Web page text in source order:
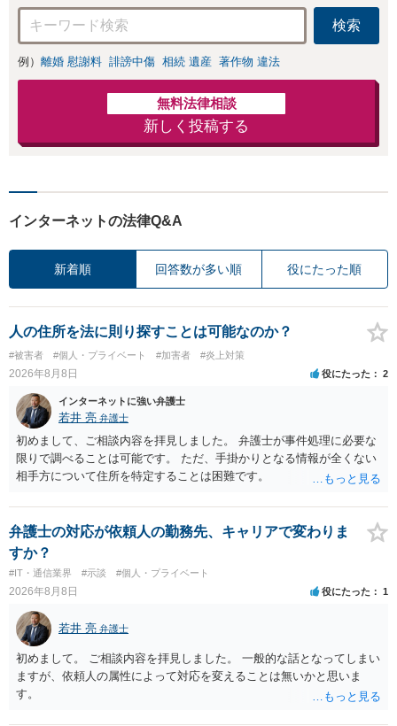
検索
例） 離婚 慰謝料 誹謗中傷 相続 遺産 著作物 違法
無料法律相談
新しく投稿する
インターネットの法律Q&A
新着順 回答数が多い順 役にたった順
人の住所を法に則り探すことは可能なのか？
#被害者 #個人・プライベート #加害者 #炎上対策
2026年8月8日 役にたった 2
インターネットに強い弁護士
若井 亮 弁護士
初めまして、ご相談内容を拝見しました。 弁護士が事件処理に必要な
限りで調べることは可能です。 ただ、手掛かりとなる情報が全くない
相手方について住所を特定することは困難です。
弁護士の対応が依頼人の勤務先、キャリアで変わりま
すか？
#IT・通信業界 #示談 #個人・プライベート
2026年8月8日 役にたった 1
若井 亮 弁護士
初めまして。 ご相談内容を拝見しました。 一般的な話となってしまい
ますが、依頼人の属性によって対応を変えることは無いかと思いま
す。